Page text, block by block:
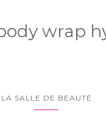
wrap
LA SALLE DE BEAUTÉ